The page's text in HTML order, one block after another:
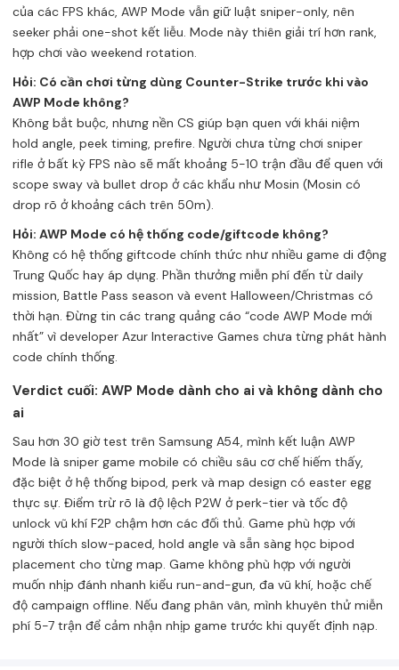
của các FPS khác, AWP Mode vẫn giữ luật sniper-only, nên
seeker phải one-shot kết liễu. Mode này thiên giải trí hơn rank,
hợp chơi vào weekend rotation.
Hỏi: Có cần chơi từng dùng Counter-Strike trước khi vào
AWP Mode không?
Không bắt buộc, nhưng nền CS giúp bạn quen với khái niệm
hold angle, peek timing, prefire. Người chưa từng chơi sniper
rifle ở bất kỳ FPS nào sẽ mất khoảng 5-10 trận đầu để quen với
scope sway và bullet drop ở các khẩu như Mosin (Mosin có
drop rõ ở khoảng cách trên 50m).
Hỏi: AWP Mode có hệ thống code/giftcode không?
Không có hệ thống giftcode chính thức như nhiều game di động
Trung Quốc hay áp dụng. Phần thưởng miễn phí đến từ daily
mission, Battle Pass season và event Halloween/Christmas có
thời hạn. Đừng tin các trang quảng cáo “code AWP Mode mới
nhất” vì developer Azur Interactive Games chưa từng phát hành
code chính thống.
Verdict cuối: AWP Mode dành cho ai và không dành cho
ai
Sau hơn 30 giờ test trên Samsung A54, mình kết luận AWP
Mode là sniper game mobile có chiều sâu cơ chế hiếm thấy,
đặc biệt ở hệ thống bipod, perk và map design có easter egg
thực sự. Điểm trừ rõ là độ lệch P2W ở perk-tier và tốc độ
unlock vũ khí F2P chậm hơn các đối thủ. Game phù hợp với
người thích slow-paced, hold angle và sẵn sàng học bipod
placement cho từng map. Game không phù hợp với người
muốn nhịp đánh nhanh kiểu run-and-gun, đa vũ khí, hoặc chế
độ campaign offline. Nếu đang phân vân, mình khuyên thử miễn
phí 5-7 trận để cảm nhận nhịp game trước khi quyết định nạp.